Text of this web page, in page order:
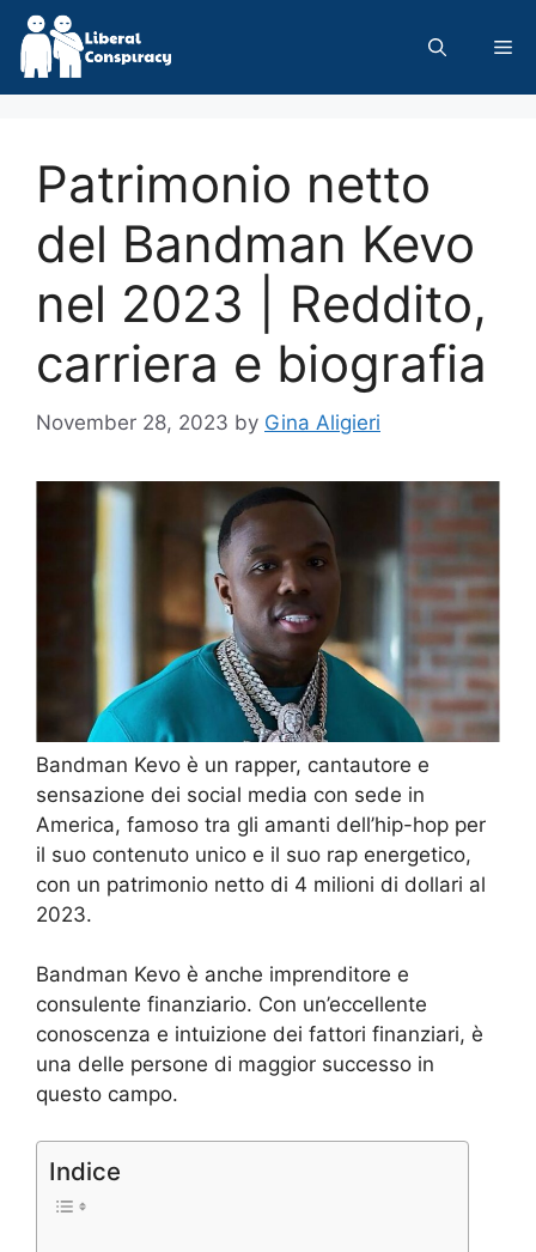
Skip
content
Patrimonio netto
del Bandman Kevo
nel 2023 | Reddito,
carriera e biografia
November 28, 2023 by Gina Aligieri
Bandman Kevo è un rapper, cantautore e
sensazione dei social media con sede in
America, famoso tra gli amanti dell’hip-hop per
il suo contenuto unico e il suo rap energetico,
con un patrimonio netto di 4 milioni di dollari al
2023.
Bandman Kevo è anche imprenditore e
consulente finanziario. Con un’eccellente
conoscenza e intuizione dei fattori finanziari, è
una delle persone di maggior successo in
questo campo.
Indice